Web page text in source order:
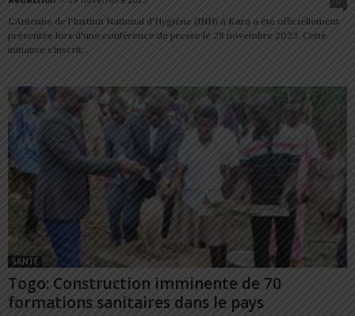
L'Antenne de l'Institut National d'Hygiène (INH) à Kara a été officiellement
présentée lors d'une conférence de presse le 28 novembre 2023. Cette
initiative s’inscrit...
SANTÉ
Togo: Construction imminente de 70
formations sanitaires dans le pays